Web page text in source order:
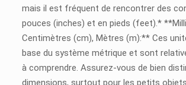
mais il est fréquent de rencontrer des
pouces (inches) et en pieds (feet).*
Centimètres (cm), Mètres (m):** Ces
base du système métrique et sont
à comprendre. Assurez-vous de bien
dimensions, surtout pour les petits